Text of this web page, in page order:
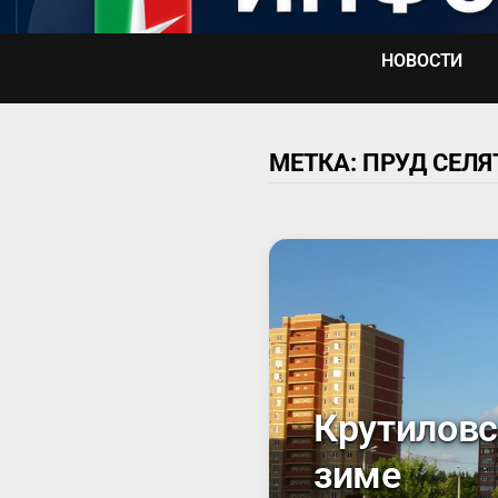
Перейти
НОВОСТИ
МЕТКА: ПРУД
зиме